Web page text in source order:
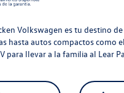
Volkswagen es tu destino
hasta autos compactos como
para llevar a la familia al Lear